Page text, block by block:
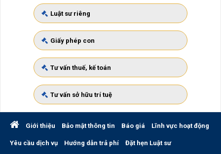
Luật sư riêng
Giấy phép con
Tư vấn thuế, kế toán
Tư vấn sở hữu trí tuệ
Giới thiệu Bảo mật thông tin Báo giá Lĩnh vực hoạt động
Yêu cầu dịch vụ Hướng dẫn trả phí Đặt hẹn Luật sư